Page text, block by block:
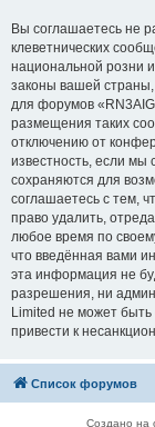
Вы соглашаетесь не
клеветнических
национальной розни
законы вашей страны,
для форумов
размещения таких
отключению от
известность, если мы
сохраняются для
соглашаетесь с тем,
право удалить,
любое время по
что введённая вами
эта информация не
разрешения, ни
Limited не может быть
привести к
Список форумов
Создано на